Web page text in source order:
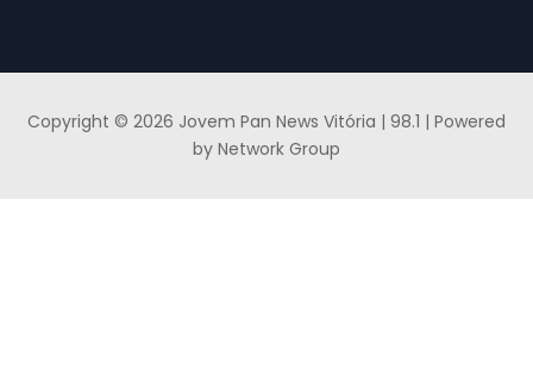
Copyright © 2026 Jovem Pan News Vitória | 98.1 | Powered
by Network Group